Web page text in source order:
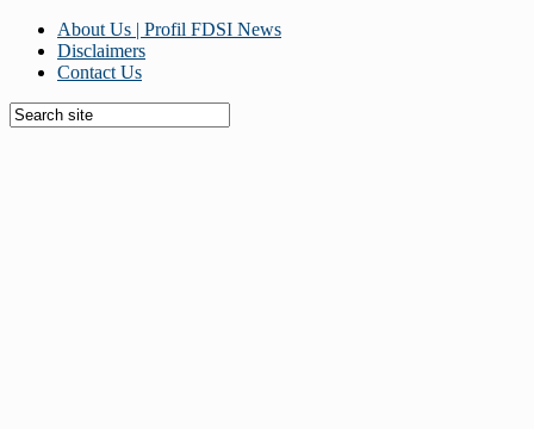
About Us | Profil FDSI News
Disclaimers
Contact Us